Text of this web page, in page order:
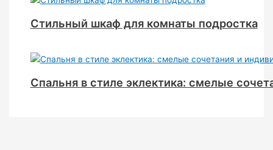
Стильный шкаф для комнаты подростка
Спальня в стиле эклектика: смелые